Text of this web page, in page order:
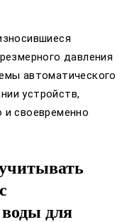
давления
автоматического
устройств,
и своевременно
для